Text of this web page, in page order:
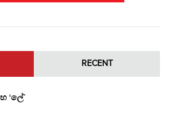
RECENT
‘ලේ’